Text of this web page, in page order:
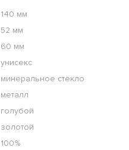
140 мм
52 мм
60 мм
унисекс
минеральное стекло
металл
голубой
золотой
100%